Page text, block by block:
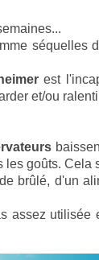
séquelles
est
et/ou
goûts. Cela
brûlé, d'un
assez